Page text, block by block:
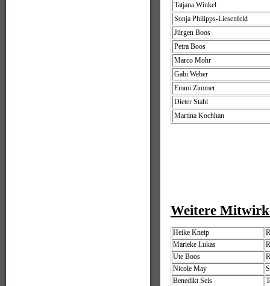
Tatjana Winkel
Sonja Philipps-Liesenfeld
Jürgen Boos
Petra Boos
Marco Mohr
Gabi Weber
Emmi Zimmer
Dieter Stahl
Martina Kochhan
Weitere
Heike Kneip
Marieke Lukas
Ute Boos
Nicole May
Benedikt Seis